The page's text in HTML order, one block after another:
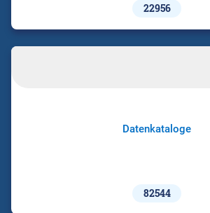
22956
Datenkataloge
82544